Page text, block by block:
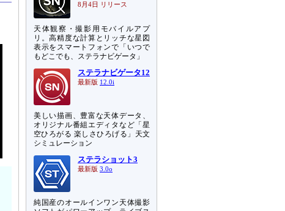
8月4日 リリース
天体観察・撮影用モバイルアプ
リ。高精度な計算とリッチな星図
表示をスマートフォンで「いつで
もどこでも、ステラナビゲータ」
ステラナビゲータ12
最新版 12.0i
美しい描画、豊富な天体データ、
オリジナル番組エディタなど「星
空ひろがる 楽しさひろげる」天文
シミュレーション
ステラショット3
最新版 3.0o
純国産のオールインワン天体撮影